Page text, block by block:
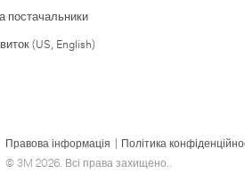
постачальники
(US, English)
Правова інформація Політика
© 3M 2026. Всі права захищено..